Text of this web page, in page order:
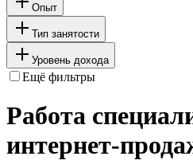
Опыт
Тип занятости
Уровень дохода
Ещё фильтры
Работа
интернет-